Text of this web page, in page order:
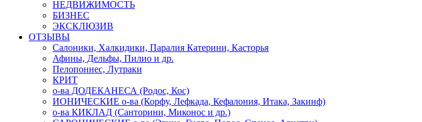
НЕДВИЖИМОСТЬ
БИЗНЕС
ЭКСКЛЮЗИВ
ОТЗЫВЫ
Салоники, Халкидики, Паралия Катерини, Касторья
Афины, Дельфы, Пилио и др.
Пелопоннес, Лутраки
КРИТ
о-ва ДОДЕКАНЕСА (Родос, Кос)
ИОНИЧЕСКИЕ о-ва (Корфу, Лефкада, Кефалония, Итака, Закинф)
о-ва КИКЛАД (Санторини, Миконос и др.)